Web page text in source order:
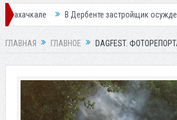
осужден за продажу квартир подставным
ГЛАВНАЯ ГЛАВНОЕ DAGFEST.